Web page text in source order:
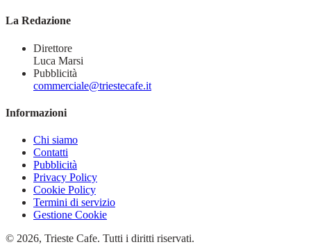
La Redazione
Direttore
Luca Marsi
Pubblicità
commerciale@triestecafe.it
Informazioni
Chi siamo
Contatti
Pubblicità
Privacy Policy
Cookie Policy
Termini di servizio
Gestione Cookie
© 2026, Trieste Cafe. Tutti i diritti riservati.